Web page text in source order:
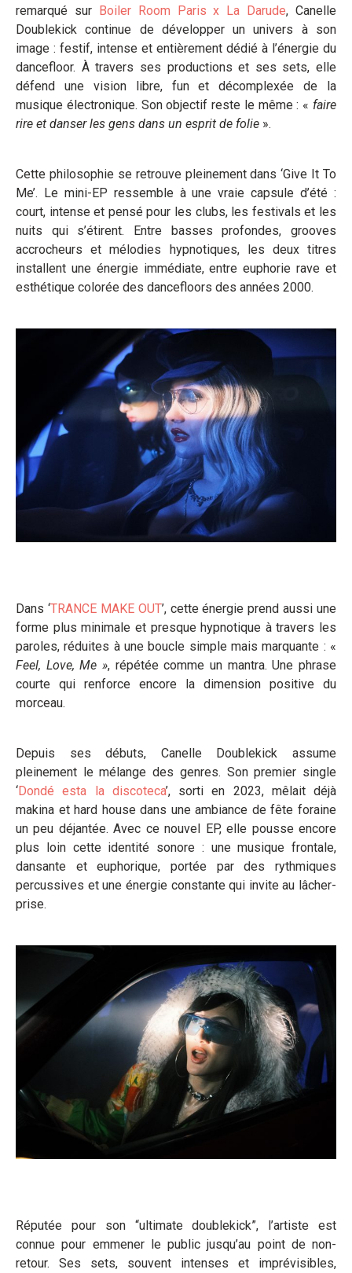
remarqué sur Boiler Room Paris x La Darude, Canelle
Doublekick continue de développer un univers à son
image : festif, intense et entièrement dédié à l’énergie du
dancefloor. À travers ses productions et ses sets, elle
défend une vision libre, fun et décomplexée de la
musique électronique. Son objectif reste le même : « faire
rire et danser les gens dans un esprit de folie ».
Cette philosophie se retrouve pleinement dans ‘Give It To
Me’. Le mini-EP ressemble à une vraie capsule d’été :
court, intense et pensé pour les clubs, les festivals et les
nuits qui s’étirent. Entre basses profondes, grooves
accrocheurs et mélodies hypnotiques, les deux titres
installent une énergie immédiate, entre euphorie rave et
esthétique colorée des dancefloors des années 2000.
Dans ‘TRANCE MAKE OUT’, cette énergie prend aussi une
forme plus minimale et presque hypnotique à travers les
paroles, réduites à une boucle simple mais marquante : «
Feel, Love, Me », répétée comme un mantra. Une phrase
courte qui renforce encore la dimension positive du
morceau.
Depuis ses débuts, Canelle Doublekick assume
pleinement le mélange des genres. Son premier single
‘Dondé esta la discoteca’, sorti en 2023, mêlait déjà
makina et hard house dans une ambiance de fête foraine
un peu déjantée. Avec ce nouvel EP, elle pousse encore
plus loin cette identité sonore : une musique frontale,
dansante et euphorique, portée par des rythmiques
percussives et une énergie constante qui invite au lâcher-
prise.
Réputée pour son “ultimate doublekick”, l’artiste est
connue pour emmener le public jusqu’au point de non-
retour. Ses sets, souvent intenses et imprévisibles,